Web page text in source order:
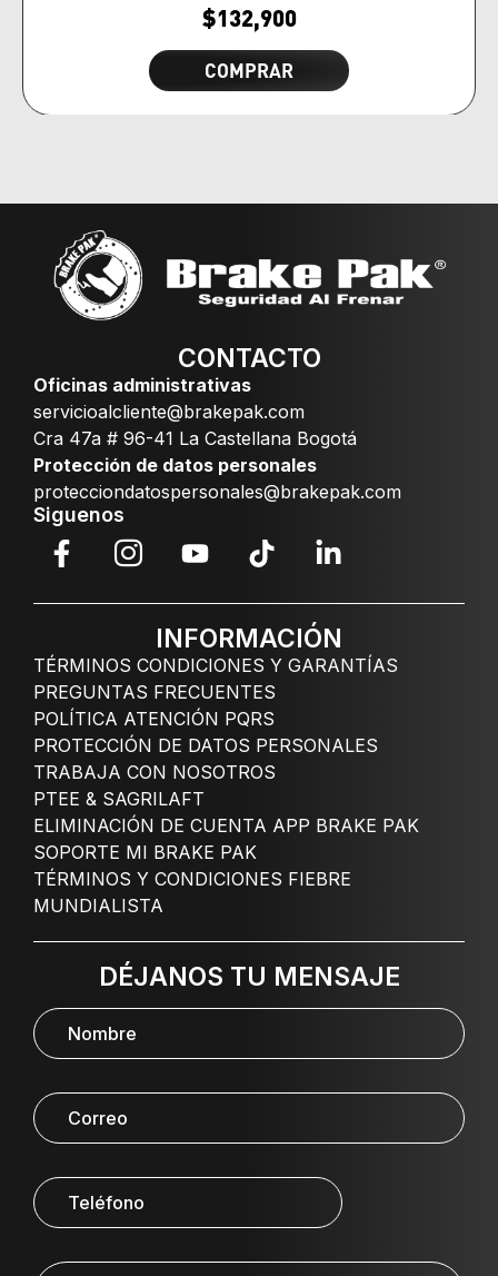
$132,900
COMPRAR
CONTACTO
Oficinas administrativas
servicioalcliente@brakepak.com
Cra 47a # 96-41 La Castellana Bogotá
Protección de datos personales
protecciondatospersonales@brakepak.com
Siguenos
INFORMACIÓN
TÉRMINOS CONDICIONES Y GARANTÍAS
PREGUNTAS FRECUENTES
POLÍTICA ATENCIÓN PQRS
PROTECCIÓN DE DATOS PERSONALES
TRABAJA CON NOSOTROS
PTEE & SAGRILAFT
ELIMINACIÓN DE CUENTA APP BRAKE PAK
SOPORTE MI BRAKE PAK
TÉRMINOS Y CONDICIONES FIEBRE
MUNDIALISTA
DÉJANOS TU MENSAJE